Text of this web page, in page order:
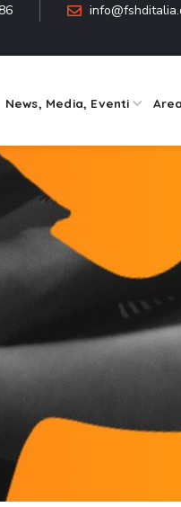
News, Media, Eventi